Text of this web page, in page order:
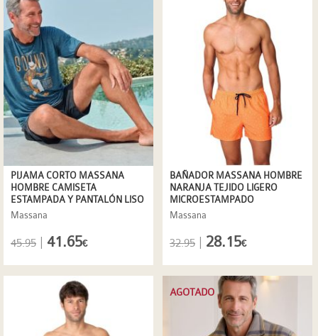
PIJAMA CORTO MASSANA
HOMBRE CAMISETA
ESTAMPADA Y PANTALÓN LISO
Massana
45.95 41.65€
BAÑADOR MASSANA HOMBRE
NARANJA TEJIDO LIGERO
MICROESTAMPADO
Massana
32.95 28.15€
AGOTADO